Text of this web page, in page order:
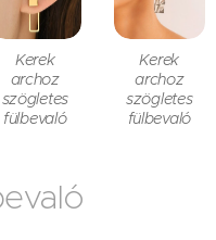
Kerek
archoz
szögletes
fülbevaló
Kerek
archoz
szögletes
fülbevaló